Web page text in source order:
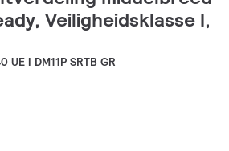
Veiligheidsklasse I,
UE I DM11P SRTB GR